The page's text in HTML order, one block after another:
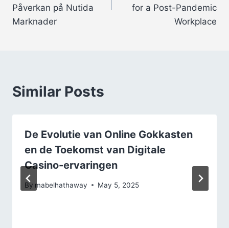
Påverkan på Nutida
Marknader
for a Post-Pandemic
Workplace
Similar Posts
De Evolutie van Online Gokkasten
en de Toekomst van Digitale
Casino-ervaringen
By mabelhathaway May 5, 2025